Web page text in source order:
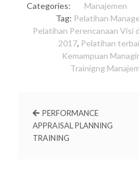
Categories:
Manajemen
Tag: Pelatihan
Pelatihan Perencanaan Visi
2017, Pelatihan
Kemampuan
Trainigng
PERFORMANCE
APPRAISAL PLANNING
TRAINING